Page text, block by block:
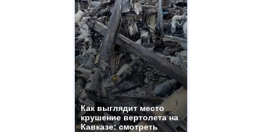
Как выглядит место
крушение вертолета на
Кавказе: смотреть